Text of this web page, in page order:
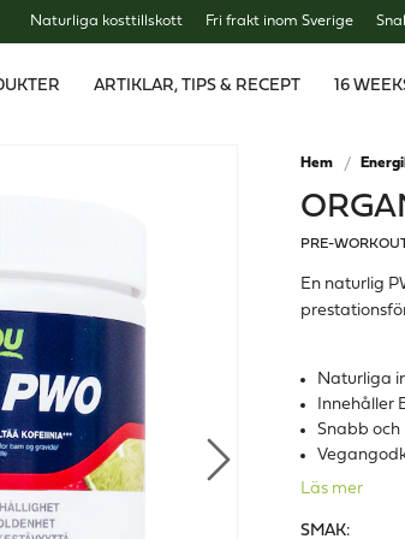
Naturliga kosttillskott Fri frakt inom Sverige
ARTIKLAR, TIPS & RECEPT 16
Hem
PRE-
En naturlig
Naturliga
Innehåller
Snabb
Läs mer
SMAK: